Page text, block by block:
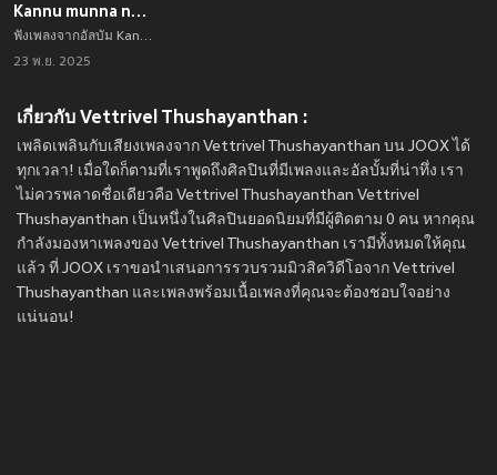
Kannu munna nee iruka (From "Acacia")
ฟังเพลงจากอัลบัม Kannu munna nee iruka (From "Acacia") เพลงใหม่จาก อัพเดทเพลงใหม่ล่าสุดก่อนใคร ตลอดปี 2021
23 พ.ย. 2025
เกี่ยวกับ Vettrivel Thushayanthan :
เพลิดเพลินกับเสียงเพลงจาก Vettrivel Thushayanthan บน JOOX ได้
ทุกเวลา! เมื่อใดก็ตามที่เราพูดถึงศิลปินที่มีเพลงและอัลบั้มที่น่าทึ่ง เรา
ไม่ควรพลาดชื่อเดียวคือ Vettrivel Thushayanthan Vettrivel
Thushayanthan เป็นหนึ่งในศิลปินยอดนิยมที่มีผู้ติดตาม 0 คน หากคุณ
กำลังมองหาเพลงของ Vettrivel Thushayanthan เรามีทั้งหมดให้คุณ
แล้ว ที่ JOOX เราขอนำเสนอการรวบรวมมิวสิควิดีโอจาก Vettrivel
Thushayanthan และเพลงพร้อมเนื้อเพลงที่คุณจะต้องชอบใจอย่าง
แน่นอน!